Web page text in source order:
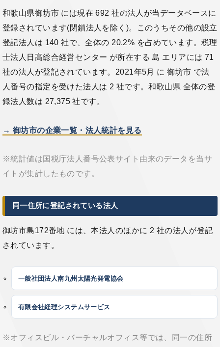
和歌山県御坊市 には現在 692 社の法人が当データベースに
登録されています(閉鎖法人を除く)。このうちその他の設立
登記法人は 140 社で、全体の 20.2% を占めています。税理
士法人日高総合経営センター が所在する 島 エリアには 71
社の法人が登記されています。2021年5月 に 御坊市 で法
人番号の指定を受けた法人は 2 社です。和歌山県 全体の登
録法人数は 27,375 社です。
→ 御坊市の企業一覧・法人統計を見る
※統計値は国税庁法人番号公表サイト由来のデータを当サ
イトが集計したものです。
同一住所に登記されている法人
御坊市島172番地 には、本法人のほかに 2 社の法人が登記
されています。
一般社団法人南九州太陽光発電協会
有限会社経理システムサービス
※オフィスビル・バーチャルオフィス等では、同一の住所